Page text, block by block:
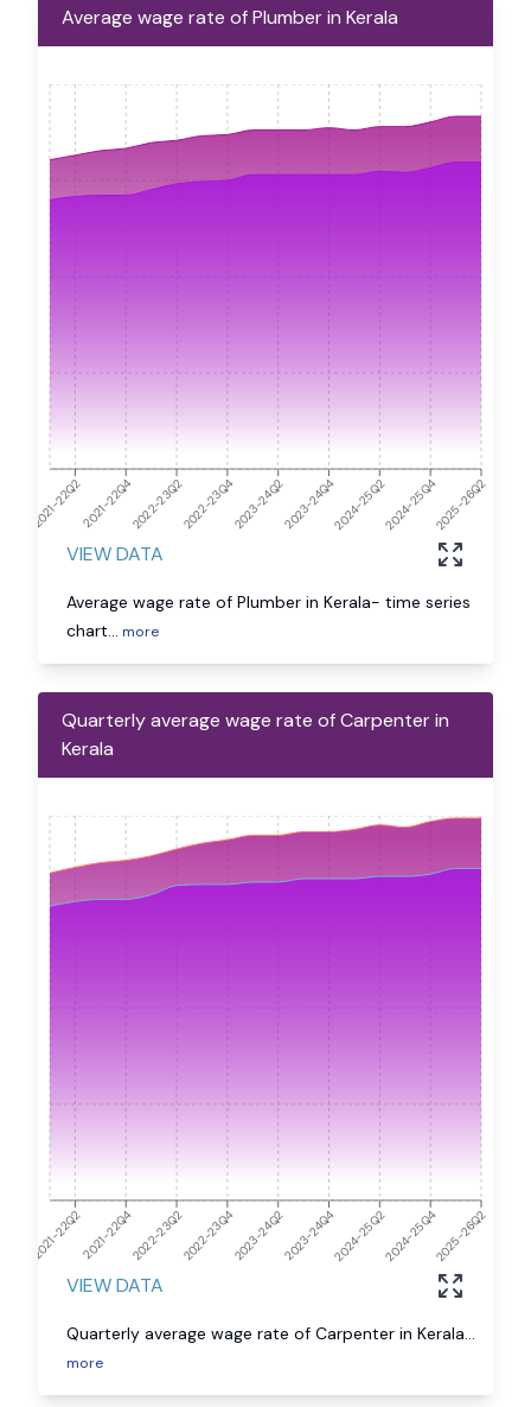
Average wage rate of Plumber in Kerala
2021-22Q22021-22Q42022-23Q22022-23Q42023-24Q22023-24Q42024-25Q22024-25Q42025-26Q2
VIEW DATA
Average wage rate of Plumber in Kerala- time series
chart... more
Quarterly average wage rate of Carpenter in
Kerala
2021-22Q22021-22Q42022-23Q22022-23Q42023-24Q22023-24Q42024-25Q22024-25Q42025-26Q2
VIEW DATA
Quarterly average wage rate of Carpenter in Kerala...
more